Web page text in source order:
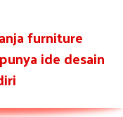
furniture
ide desain